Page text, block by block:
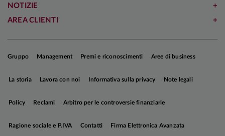
NOTIZIE
AREA CLIENTI
Gruppo Management Premi e riconoscimenti Aree di business
La storia Lavora con noi Informativa sulla privacy Note legali
Policy Reclami Arbitro per le controversie finanziarie
Ragione sociale e P.IVA Contatti Firma Elettronica Avanzata